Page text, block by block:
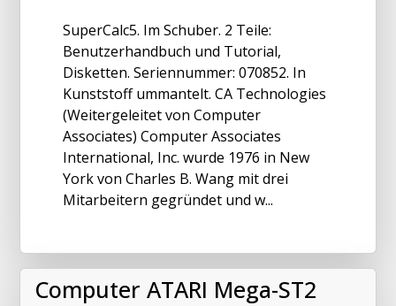
SuperCalc5. Im Schuber. 2 Teile:
Benutzerhandbuch und Tutorial,
Disketten. Seriennummer: 070852. In
Kunststoff ummantelt. CA Technologies
(Weitergeleitet von Computer
Associates) Computer Associates
International, Inc. wurde 1976 in New
York von Charles B. Wang mit drei
Mitarbeitern gegründet und w...
Computer ATARI Mega-ST2